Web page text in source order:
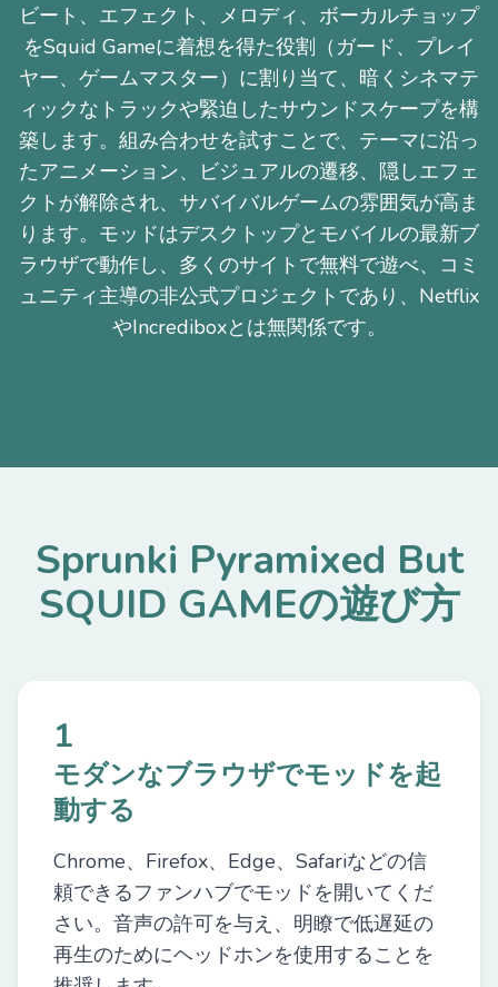
ビート、エフェクト、メロディ、ボーカルチョップ
をSquid Gameに着想を得た役割（ガード、プレイ
ヤー、ゲームマスター）に割り当て、暗くシネマテ
ィックなトラックや緊迫したサウンドスケープを構
築します。組み合わせを試すことで、テーマに沿っ
たアニメーション、ビジュアルの遷移、隠しエフェ
クトが解除され、サバイバルゲームの雰囲気が高ま
ります。モッドはデスクトップとモバイルの最新ブ
ラウザで動作し、多くのサイトで無料で遊べ、コミ
ュニティ主導の非公式プロジェクトであり、Netflix
やIncrediboxとは無関係です。
Sprunki Pyramixed But
SQUID GAMEの遊び方
1
モダンなブラウザでモッドを起
動する
Chrome、Firefox、Edge、Safariなどの信
頼できるファンハブでモッドを開いてくだ
さい。音声の許可を与え、明瞭で低遅延の
再生のためにヘッドホンを使用することを